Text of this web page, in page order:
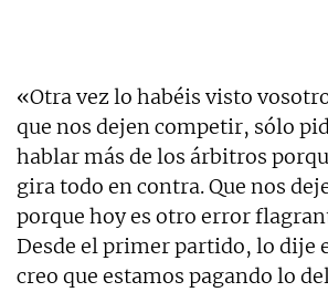
«Otra vez lo habéis visto
que nos dejen competir, sólo
hablar más de los árbitros
gira todo en contra. Que nos
porque hoy es otro error
Desde el primer partido, lo dije
creo que estamos pagando lo